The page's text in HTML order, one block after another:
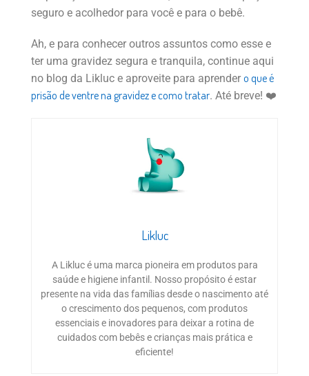
seguro e acolhedor para você e para o bebê.
Ah, e para conhecer outros assuntos como esse e
ter uma gravidez segura e tranquila, continue aqui
no blog da Likluc e aproveite para aprender o que é
prisão de ventre na gravidez e como tratar. Até breve! ❤️
Likluc
A Likluc é uma marca pioneira em produtos para
saúde e higiene infantil. Nosso propósito é estar
presente na vida das famílias desde o nascimento até
o crescimento dos pequenos, com produtos
essenciais e inovadores para deixar a rotina de
cuidados com bebês e crianças mais prática e
eficiente!